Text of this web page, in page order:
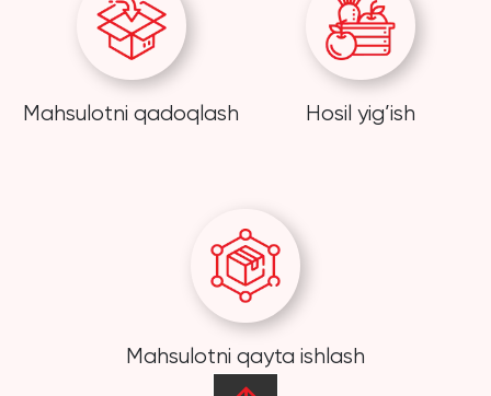
Mahsulotni qadoqlash Hosil yig’ish
Mahsulotni qayta ishlash